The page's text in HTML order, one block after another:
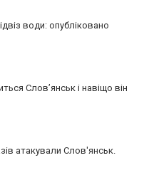
води: опубліковано
Слов’янськ і навіщо він
атакували Слов'янськ.